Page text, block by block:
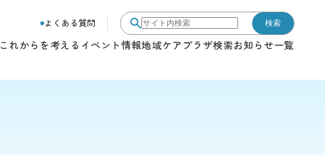
よくある質問
サイト内検索
検索
これからを考える イベント情報地域ケアプラザ検索お知らせ一覧